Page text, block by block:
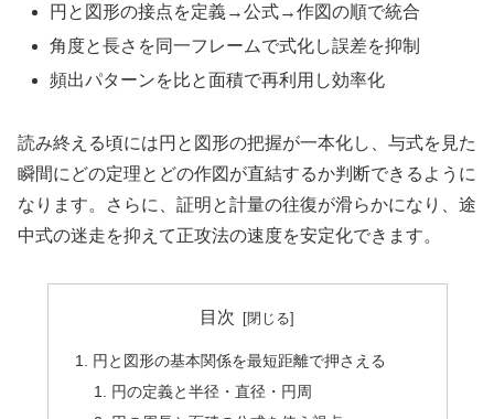
円と図形の接点を定義→公式→作図の順で統合
角度と長さを同一フレームで式化し誤差を抑制
頻出パターンを比と面積で再利用し効率化
読み終える頃には円と図形の把握が一本化し、与式を見た
瞬間にどの定理とどの作図が直結するか判断できるように
なります。さらに、証明と計量の往復が滑らかになり、途
中式の迷走を抑えて正攻法の速度を安定化できます。
目次
円と図形の基本関係を最短距離で押さえる
円の定義と半径・直径・円周